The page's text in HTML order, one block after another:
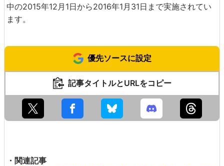
中の2015年12月1日から2016年1月31日まで実施されてい
ます。
優先ソースに設定
記事タイトルとURLをコピー
・関連記事